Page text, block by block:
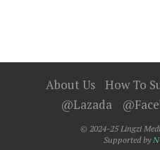
About Us How To
@Lazada
© 2024-25 Lingzi
Supported by